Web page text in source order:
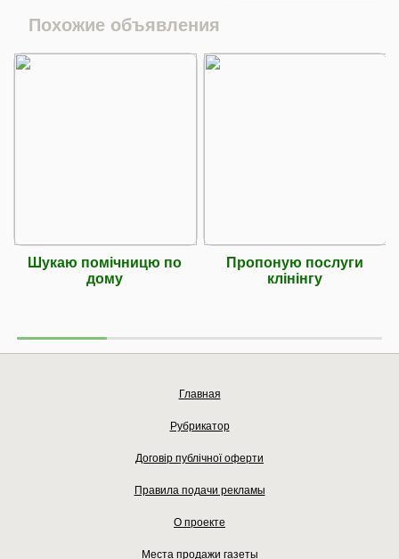
Похожие объявления
Шукаю помічницю по
дому
Пропоную послуги
клінінгу
Главная
Рубрикатор
Договір публічної оферти
Правила подачи рекламы
О проекте
Места продажи газеты